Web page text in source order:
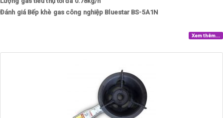
Đánh giá Bếp khè gas công nghiệp Bluestar BS-5A1N
Xem thêm...